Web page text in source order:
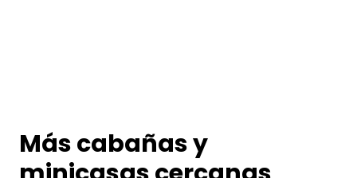
Más cabañas y